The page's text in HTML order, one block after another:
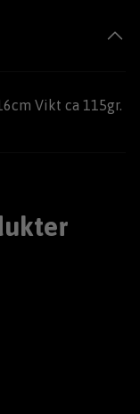
Vikt ca 115gr.